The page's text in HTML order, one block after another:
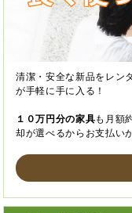
清潔・安全な新品をレン
が手軽に手に入る！
１０万円分の家具も月額
却が選べるからお支払い